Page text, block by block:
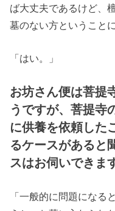
ば大丈夫であるけど、
墓のない方ということ
「はい。」
お坊さん便は菩提
うですが、菩提寺
に供養を依頼した
るケースがあると
スはお伺いできま
「一般的に問題になる